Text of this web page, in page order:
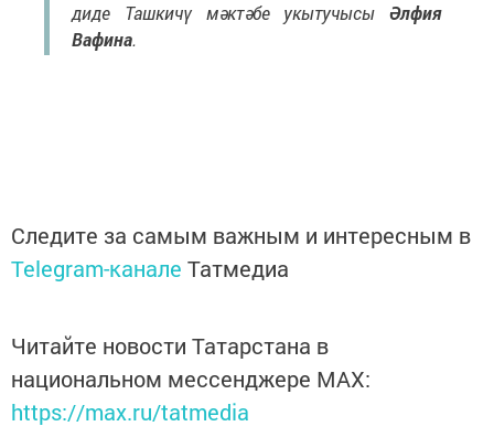
диде Ташкичү мәктәбе укытучысы Әлфия
Вафина.
Следите за самым важным и интересным в
Telegram-канале Татмедиа
Читайте новости Татарстана в
национальном мессенджере MАХ:
https://max.ru/tatmedia